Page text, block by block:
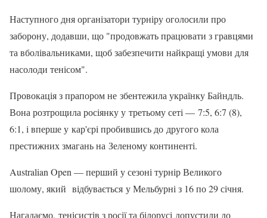
Наступного дня організатори турніру оголосили про
заборону, додавши, що "продовжать працювати з гравцями
та вболівальниками, щоб забезпечити найкращі умови для
насолоди тенісом".
Провокація з прапором не збентежила українку Байндль.
Вона розтрощила росіянку у третьому сеті — 7:5, 6:7 (8),
6:1, і вперше у кар'єрі пробившись до другого кола
престижних змагань на Зеленому континенті.
Australian Open — перший у сезоні турнір Великого
шолому, який відбувається у Мельбурні з 16 по 29 січня.
Нагадаємо, тенісистів з росії та білорусі допустили до